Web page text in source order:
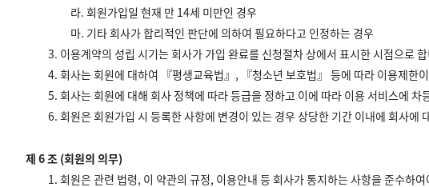
라. 회원가입일 현재 만 14세 미만인 경우
마. 기타 회사가 합리적인 판단에 의하여 필요하다고 인정하는 경우
3. 이용계약의 성립 시기는 회사가 가입 완료를 신청절차 상에서 표시한 시점으로
4. 회사는 회원에 대하여 『평생교육법』, 『청소년 보호법』 등에 따라 이용제한
5. 회사는 회원에 대해 회사 정책에 따라 등급을 정하고 이에 따라 이용 서비스에 차
6. 회원은 회원가입 시 등록한 사항에 변경이 있는 경우 상당한 기간 이내에 회사에
제 6 조 (회원의 의무)
1. 회원은 관련 법령, 이 약관의 규정, 이용안내 등 회사가 통지하는 사항을 준수하